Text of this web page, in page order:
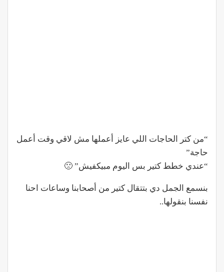
“من كتر الحاجات اللي عايز أعملها مش لاقي وقت أعمل
حاجة”
“عندي خطط كتير بس اليوم مبيكفيش” 🙁
بنسمع الجمل دي بتتقال كتير من أصحابنا وساعات احنا
نفسنا بنقولها..